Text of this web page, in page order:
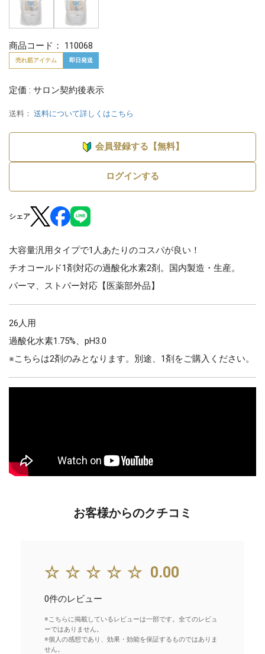
商品コード： 110068
売れ筋アイテム 即日発送
定価 : サロン契約後表示
送料： 送料について詳しくはこちら
会員登録する【無料】
ログインする
シェア
大容量汎用タイプで1人あたりのコスパが良い！
チオコールド1剤対応の過酸化水素2剤。国内製造・生産。
パーマ、ストパー対応【医薬部外品】
26人用
過酸化水素1.75%、pH3.0
※こちらは2剤のみとなります。別途、1剤をご購入ください。
お客様からのクチコミ
☆☆☆☆☆ 0.00
0件のレビュー
※こちらに掲載しているレビューは一部です。全てのレビュ
ーではありません。
※個人の感想であり、効果・効能を保証するものではありま
せん。